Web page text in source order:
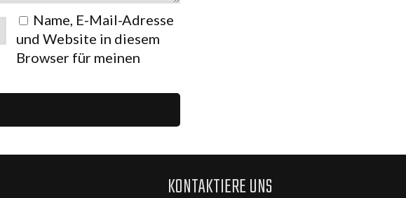
Name, E-Mail-Adresse
und Website in diesem
Browser für meinen
KONTAKTIERE UNS